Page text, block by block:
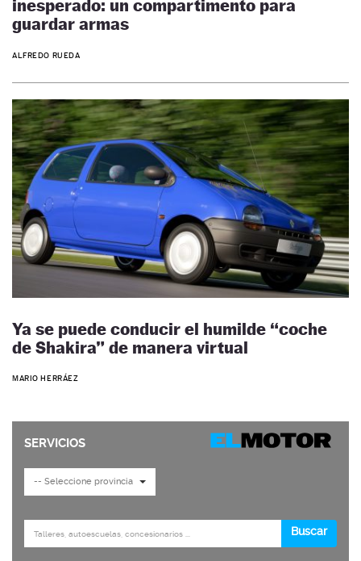
inesperado: un compartimento para
guardar armas
ALFREDO RUEDA
Ya se puede conducir el humilde “coche
de Shakira” de manera virtual
MARIO HERRÁEZ